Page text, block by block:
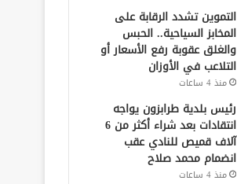
التموين تشدد الرقابة على
المخابز السياحية.. الحبس
والغلق عقوبة رفع الأسعار أو
التلاعب في الأوزان
منذ 4 ساعات
رئيس بلدية طرابزون يواجه
انتقادات بعد شراء أكثر من 6
آلاف قميص للنادي عقب
انضمام محمد صلاح
منذ 4 ساعات